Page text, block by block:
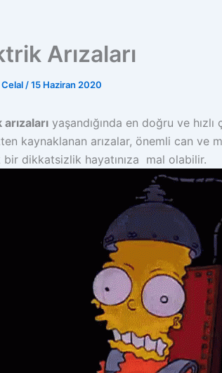
Arızaları
/15 Haziran 2020
yaşandığında en doğru ve hızlı
kaynaklanan arızalar, önemli can ve
bir dikkatsizlik hayatınıza mal olabilir.